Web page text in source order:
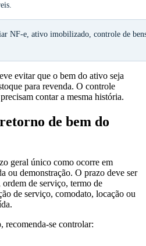
NF-e, ativo imobilizado, controle de
evitar que o bem do ativo seja
para revenda. O controle
contar a mesma história.
de bem do
geral único como ocorre em
ou demonstração. O prazo deve ser
de serviço, termo de
de serviço, comodato, locação ou
recomenda-se controlar: